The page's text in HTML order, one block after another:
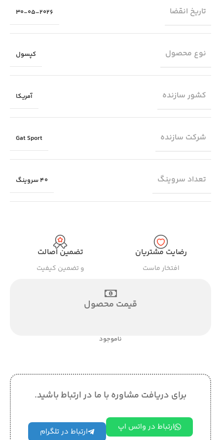
تاریخ انقضا 30-05-2026
نوع محصول کپسول
کشور سازنده آمریکا
شرکت سازنده Gat Sport
تعداد سروینگ 40 سروینگ
رضایت مشتریان
افتخار ماست
تضمین اصالت
و تضمین کیفیت
قیمت محصول
ناموجود
برای دریافت مشاوره با ما در ارتباط باشید.
ارتباط در واتس اپ ارتباط در تلگرام